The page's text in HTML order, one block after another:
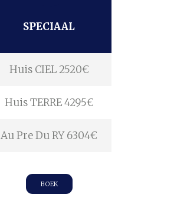
SPECIAAL
Huis CIEL 2520€
Huis TERRE 4295€
Au Pre Du RY 6304€
BOEK